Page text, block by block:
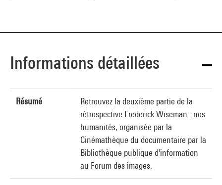
Informations détaillées
Résumé
Retrouvez la deuxième partie de la
rétrospective Frederick Wiseman : nos
humanités, organisée par la
Cinémathèque du documentaire par la
Bibliothèque publique d'information
au Forum des images.